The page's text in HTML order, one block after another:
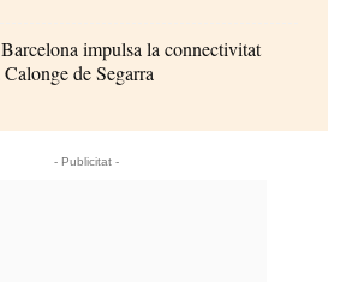
impulsa la connectivitat
de Segarra
- Publicitat -